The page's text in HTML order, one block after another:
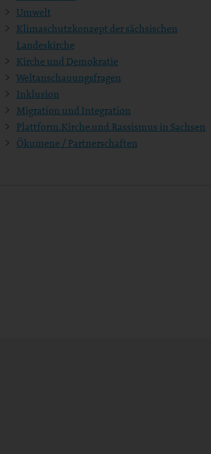
Umwelt
Klimaschutzkonzept der sächsischen
Landeskirche
Kirche und Demokratie
Weltanschauungsfragen
Inklusion
Migration und Integration
Plattform.Kirche.und.Rassismus in Sachsen
Ökumene / Partnerschaften